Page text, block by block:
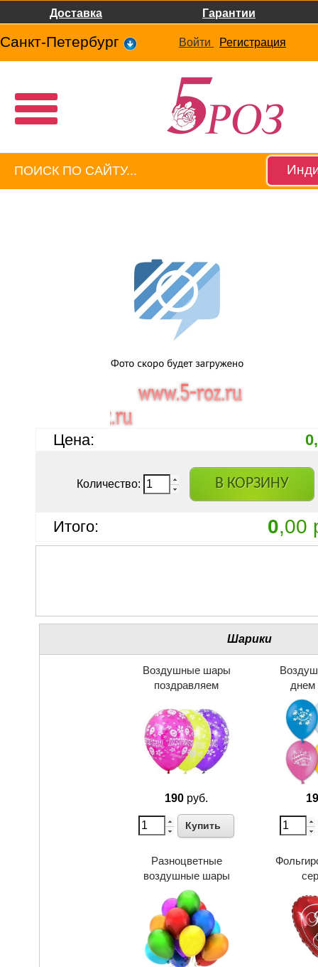
Доставка Гарантии
Санкт-Петербург Войти Регистрация
Цена:
Количество: В КОРЗИНУ
Итого: 0,00
Шарики
Воздушные шары
поздравляем
190 руб.
Купить
днем
Разноцветные
воздушные шары